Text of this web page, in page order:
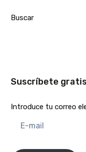
Buscar
Suscríbete gratis
Introduce tu correo
mail